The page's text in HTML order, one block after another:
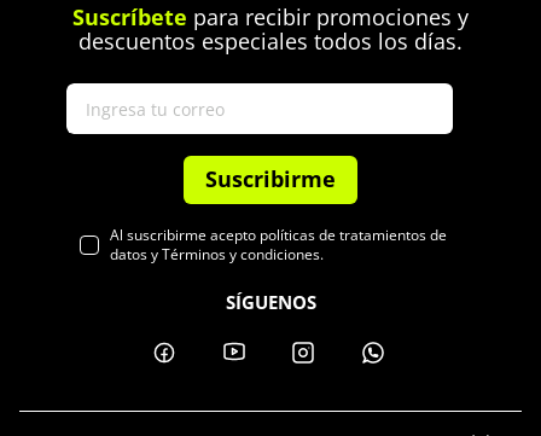
Suscríbete para recibir promociones y
descuentos especiales todos los días.
Suscribirme
Al suscribirme acepto políticas de tratamientos de
datos y Términos y condiciones.
SÍGUENOS